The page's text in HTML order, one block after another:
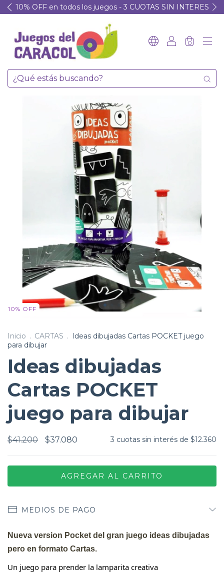
10% OFF en todos los juegos - 3 CUOTAS SIN INTERES
0
10% OFF
Inicio . CARTAS . Ideas dibujadas Cartas POCKET juego
para dibujar
Ideas dibujadas
Cartas POCKET
juego para dibujar
$41.200 $37.080 3 cuotas sin interés de $12.360
MEDIOS DE PAGO
Nueva version Pocket del gran juego ideas dibujadas
pero en formato Cartas.
Un juego para prender la lamparita creativa